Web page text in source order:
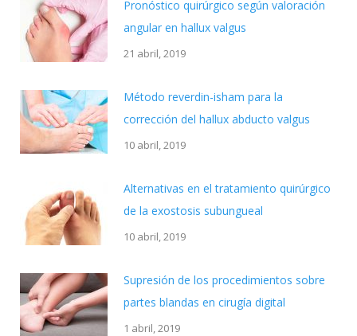
Pronóstico quirúrgico según valoración
angular en hallux valgus
21 abril, 2019
Método reverdin-isham para la
corrección del hallux abducto valgus
10 abril, 2019
Alternativas en el tratamiento quirúrgico
de la exostosis subungueal
10 abril, 2019
Supresión de los procedimientos sobre
partes blandas en cirugía digital
1 abril, 2019